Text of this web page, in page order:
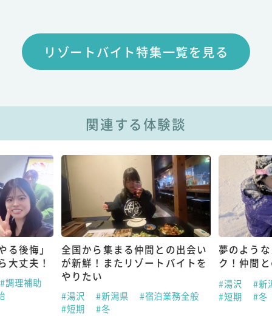
リゾートバイト特集一覧を見る
関連する体験談
る後悔」
大丈夫！
#調理補助
全国から集まる仲間との出会い
が新鮮！またリゾートバイトを
やりたい
#湯沢 #新潟県
#宿泊業務全般
#短期
#冬
夢のよう
ク！仲間
#湯沢
#新
#短期
#冬